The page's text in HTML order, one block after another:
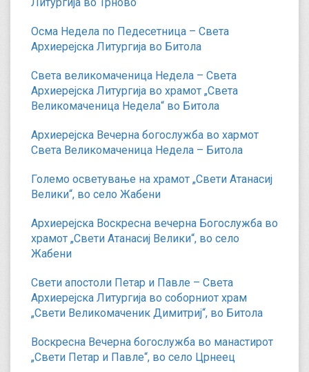
Осма Недела по Педесетница – Света
Архиерејска Литургија во Битола
Света великомаченица Недела – Света
Архиерејска Литургија во храмот „Света
Великомаченица Недела“ во Битола
Архиерејска Вечерна богослужба во хармот
Света Великомаченица Недела – Битола
Големо осветување на храмот „Свети Атанасиј
Велики“, во село Жабени
Архиерејска Воскресна вечерна Богослужба во
храмот „Свети Атанасиј Велики“, во село
Жабени
Свети апостоли Петар и Павле – Света
Архиерејска Литургија во соборниот храм
„Свети Великомаченик Димитриј“, во Битола
Воскресна Вечерна богослужба во манастирот
„Свети Петар и Павле“, во село Црнеец